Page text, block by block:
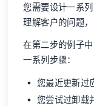
您需要设计一系
理解客户的问题
在第二步的例子
一系列步骤：
您最近更新过
您尝试过卸载